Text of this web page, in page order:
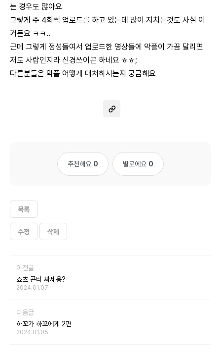
는 경우도 많아요
그렇게 주 4회씩 업로드를 하고 있는데 많이 지치는것도 사실 이
거든요 ㅋㅋ..
근데 그렇게 정성들여서 업로드한 영상들에 악플이 가끔 달리면
저도 사람인지라 신경쓰이곤 하네요 ㅎㅎ;
다른분들은 악플 어떻게 대처하시는지 궁금해요
추천해요 0 별로에요 0
목록
수정 삭제
이전글
쇼츠 콘티 짜세용?
2024.01.07
다음글
하꼬가 하꼬에게 2편
2024.01.05